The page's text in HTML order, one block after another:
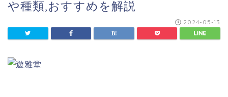
や種類,おすすめを解説
2024-05-13